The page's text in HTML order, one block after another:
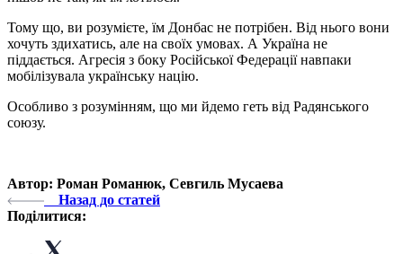
Тому що, ви розумієте, їм Донбас не потрібен. Від нього вони
хочуть здихатись, але на своїх умовах. А Україна не
піддається. Агресія з боку Російської Федерації навпаки
мобілізувала українську націю.
Особливо з розумінням, що ми йдемо геть від Радянського
союзу.
Автор: Роман Романюк, Севгиль Мусаева
Назад до статей
Поділитися: